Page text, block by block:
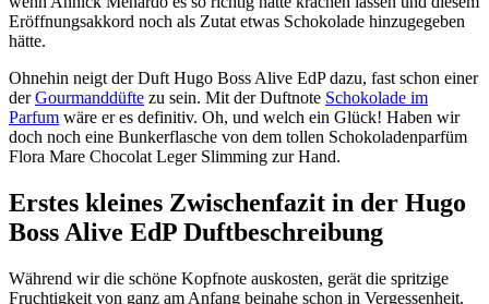
Eröffnungsakkord noch als Zutat etwas Schokolade hinzugegeben
hätte.
Ohnehin neigt der Duft Hugo Boss Alive EdP dazu, fast schon einer
derGourmanddüfte zu sein. Mit der Duftnote Schokolade im
Parfum wäre er es definitiv. Oh, und welch ein Glück! Haben wir
doch noch eine Bunkerflasche von dem tollen Schokoladenparfüm
Flora Mare Chocolat Leger Slimming zur Hand.
Erstes kleines Zwischenfazit in der Hugo
Boss Alive EdP Duftbeschreibung
Während wir die schöne Kopfnote auskosten, gerät die spritzige
Fruchtigkeit von ganz am Anfang beinahe schon in Vergessenheit.